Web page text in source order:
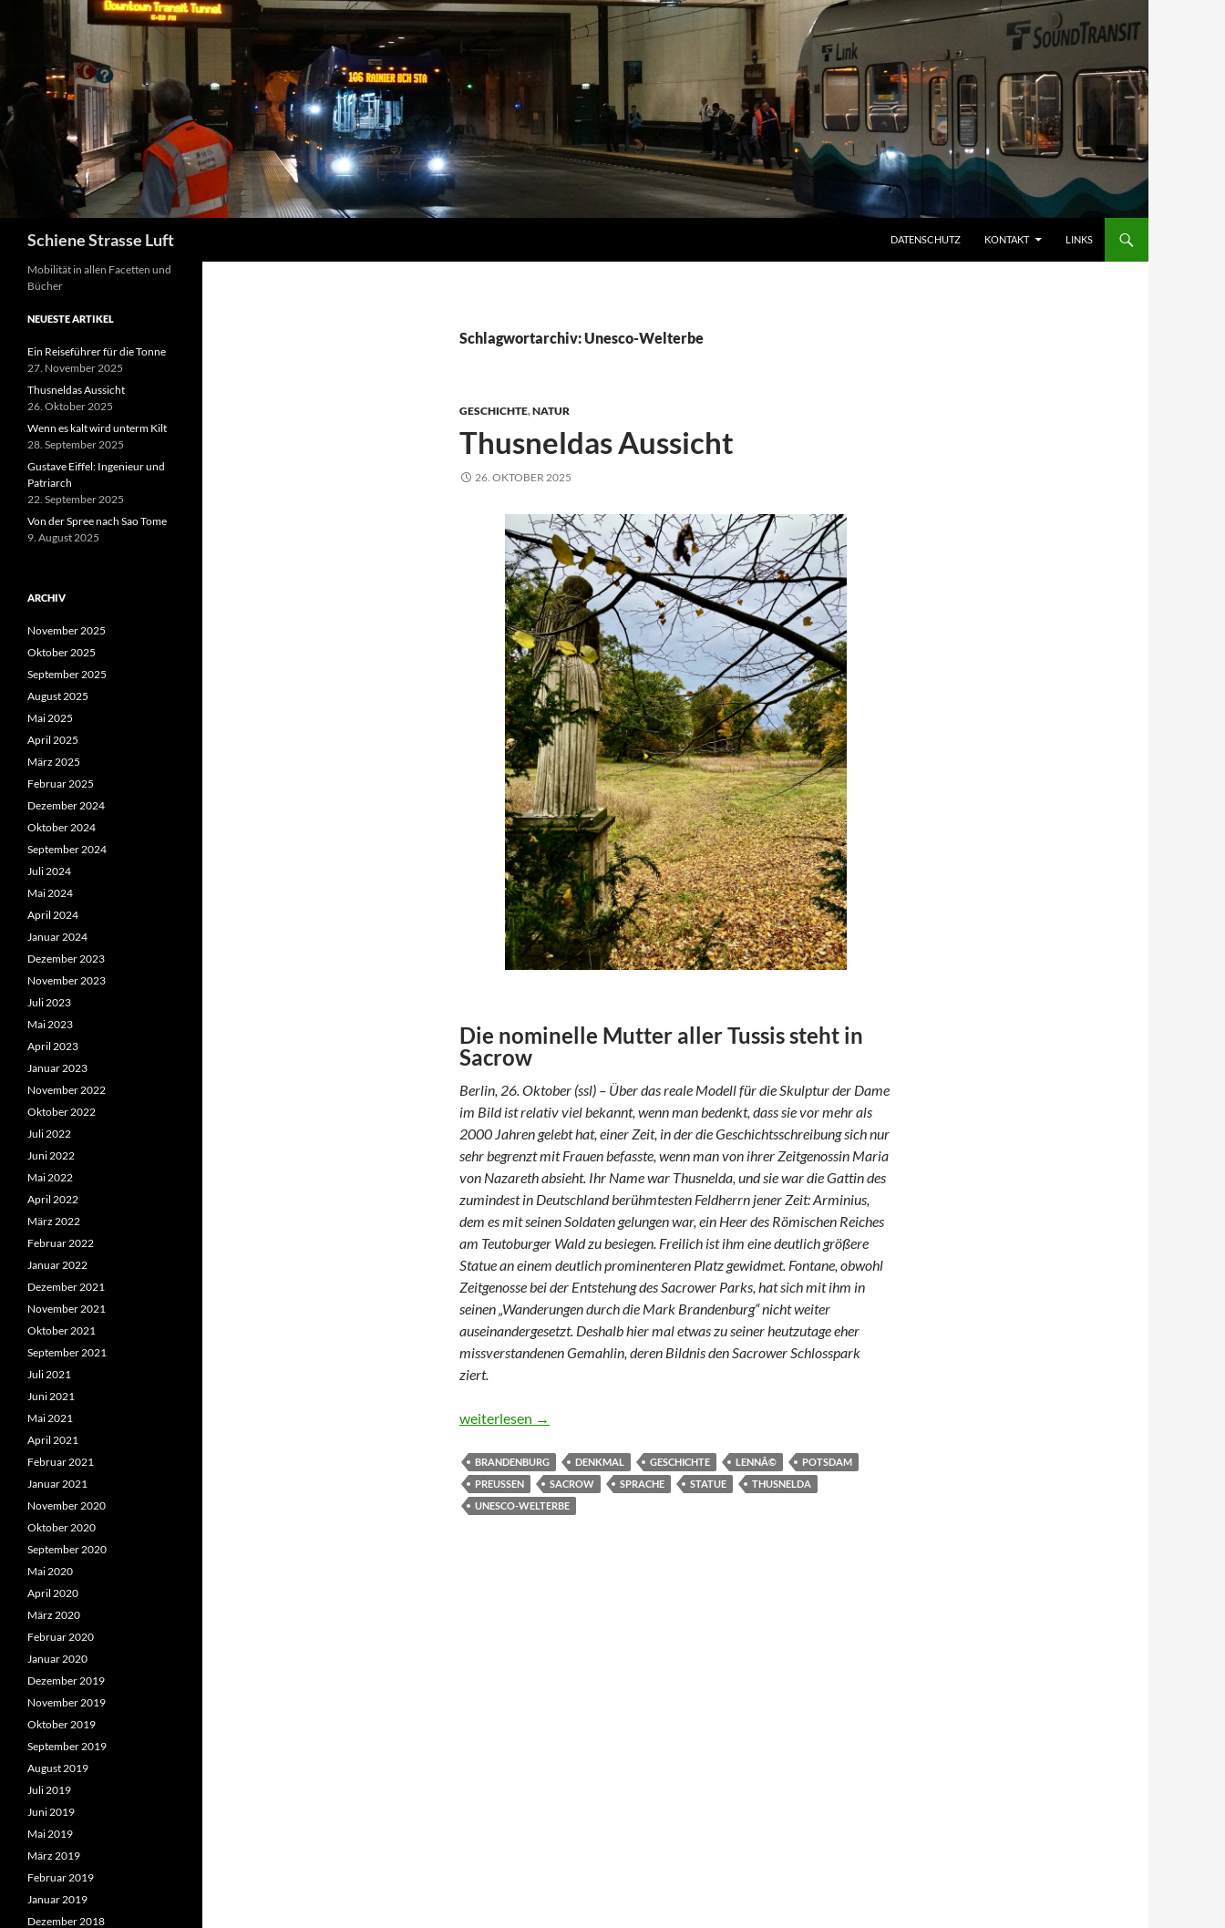
Inhalt
Schiene Strasse Luft DATENSCHUTZ KONTAKT LINKS
Schlagwortarchiv: Unesco-Welterbe
GESCHICHTE,NATUR
Thusneldas Aussicht
26. OKTOBER 2025
Die nominelle Mutter aller Tussis steht in
Sacrow
Berlin, 26. Oktober (ssl) – Über das reale Modell für die Skulptur der Dame
im Bild ist relativ viel bekannt, wenn man bedenkt, dass sie vor mehr als
2000 Jahren gelebt hat, einer Zeit, in der die Geschichtsschreibung sich nur
sehr begrenzt mit Frauen befasste, wenn man von ihrer Zeitgenossin Maria
von Nazareth absieht. Ihr Name war Thusnelda, und sie war die Gattin des
zumindest in Deutschland berühmtesten Feldherrn jener Zeit: Arminius,
dem es mit seinen Soldaten gelungen war, ein Heer des Römischen Reiches
am Teutoburger Wald zu besiegen. Freilich ist ihm eine deutlich größere
Statue an einem deutlich prominenteren Platz gewidmet. Fontane, obwohl
Zeitgenosse bei der Entstehung des Sacrower Parks, hat sich mit ihm in
seinen „Wanderungen durch die Mark Brandenburg“ nicht weiter
auseinandergesetzt. Deshalb hier mal etwas zu seiner heutzutage eher
missverstandenen Gemahlin, deren Bildnis den Sacrower Schlosspark
ziert.
Thusneldas Aussicht
weiterlesen →
BRANDENBURG DENKMAL GESCHICHTE LENNÃ©
POTSDAM
PREUSSEN
SACROW SPRACHE STATUE
THUSNELDA
UNESCO-WELTERBE
Mobilität in allen Facetten und
Bücher
NEUESTE ARTIKEL
Ein Reiseführer für die Tonne
27. November 2025
Thusneldas Aussicht
26. Oktober 2025
Wenn es kalt wird unterm Kilt
28. September 2025
Gustave Eiffel: Ingenieur und
Patriarch
22. September 2025
Von der Spree nach Sao Tome
9. August 2025
ARCHIV
November 2025
Oktober 2025
September 2025
August 2025
Mai 2025
April 2025
März 2025
Februar 2025
Dezember 2024
Oktober 2024
September 2024
Juli 2024
Mai 2024
April 2024
Januar 2024
Dezember 2023
November 2023
Juli 2023
Mai 2023
April 2023
Januar 2023
November 2022
Oktober 2022
Juli 2022
Juni 2022
Mai 2022
April 2022
März 2022
Februar 2022
Januar 2022
Dezember 2021
November 2021
Oktober 2021
September 2021
Juli 2021
Juni 2021
Mai 2021
April 2021
Februar 2021
Januar 2021
November 2020
Oktober 2020
September 2020
Mai 2020
April 2020
März 2020
Februar 2020
Januar 2020
Dezember 2019
November 2019
Oktober 2019
September 2019
August 2019
Juli 2019
Juni 2019
Mai 2019
März 2019
Februar 2019
Januar 2019
Dezember 2018